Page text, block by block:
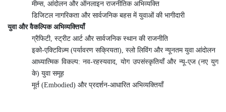
मीम्स, आंदोलन और ऑनलाइन राजनीतिक अभिव्यक्ति
डिजिटल नागरिकता और सार्वजनिक बहस में युवाओं की भागीदारी
युवा और वैकल्पिक अभिव्यक्तियाँ
ग्रैफिटी, स्ट्रीट आर्ट और सार्वजनिक स्थान की राजनीति
इको-एक्टिविज़्म (पर्यावरण सक्रियता), स्लो लिविंग और न्यूनतम युवा आंदोलन
आध्यात्मिक विकल्प: नव-रहस्यवाद, योग उपसंस्कृतियाँ और न्यू-एज (नए युग
के) युवा समूह
मूर्त (Embodied) और प्रदर्शन-आधारित अभिव्यक्तियाँ